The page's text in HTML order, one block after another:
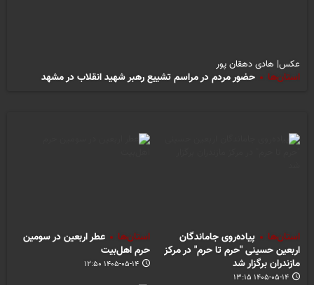
عکس| هادی دهقان پور
استان‌ها حضور مردم در مراسم تشییع رهبر شهید انقلاب در مشهد
استان‌ها
پیاده‌روی جاماندگان
اربعین حسینی "حرم تا حرم" در مرکز
مازندران برگزار شد
۱۴۰۵-۰۵-۱۴ ۱۳:۱۵
استان‌ها
عطر اربعین در سومین
حرم اهل‌بیت
۱۴۰۵-۰۵-۱۴ ۱۲:۵۰